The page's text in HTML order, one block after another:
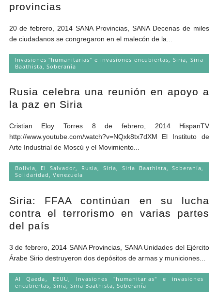
provincias
20 de febrero, 2014 SANA Provincias, SANA Decenas de miles
de ciudadanos se congregaron en el malecón de la...
Invasiones "humanitarias" e invasiones encubiertas ,Siria ,Siria
Baathista Soberanía
Rusia celebra una reunión en apoyo a
la paz en Siria
Cristian Eloy Torres 8 de febrero, 2014 HispanTV
http://www.youtube.com/watch?v=NQxk8tx7dXM El Instituto de
Arte Industrial de Moscú y el Movimiento...
Bolivia El Salvador Rusia Siria Siria Baathista ,Soberanía
Solidaridad
Venezuela
Siria: FFAA continúan en su lucha
contra el terrorismo en varias partes
del país
3 de febrero, 2014 SANA Provincias, SANA Unidades del Ejército
Árabe Sirio destruyeron dos depósitos de armas y municiones...
Al Qaeda EEUU
Invasiones "humanitarias" e invasiones
encubiertas Siria Siria Baathista Soberanía